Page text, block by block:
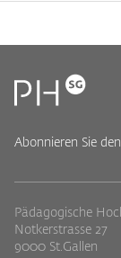
Abonnieren Sie
Pädagogische
Notkerstrasse 27
9000 St.Gallen